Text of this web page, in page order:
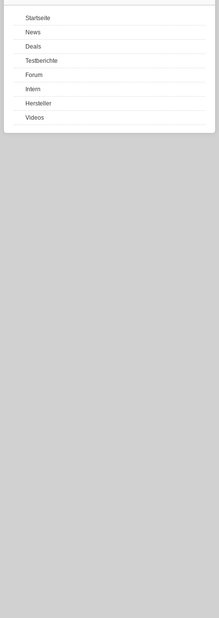
Startseite
News
Deals
Testberichte
Forum
Intern
Hersteller
Videos